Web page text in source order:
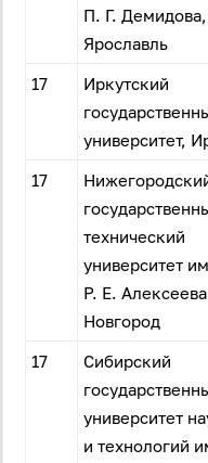
данныхна условиях
данных, а также
Войти
П. Г. Демидова,
Ярославль
17
Иркутский
университет,
17
технический
университет
Р. Е.
Новгород
17
Сибирский
университет
и технологий